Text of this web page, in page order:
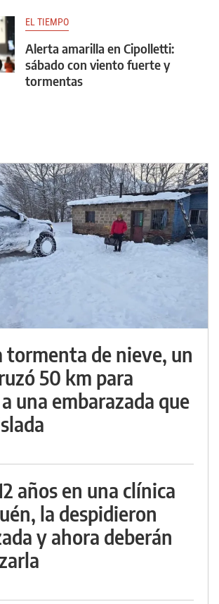
EL TIEMPO
Alerta amarilla en Cipolletti:
sábado con viento fuerte y
tormentas
tormenta de nieve, un
50 km para
una embarazada que
años en una clínica
la despidieron
y ahora deberán